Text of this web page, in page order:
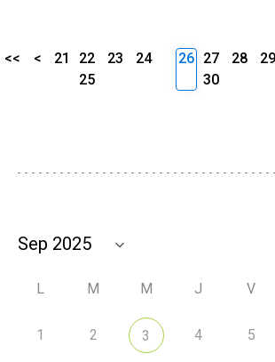
<< < 21 22 23
24
25
26 27 28
29
30
L M M J V
1 2 3 4 5